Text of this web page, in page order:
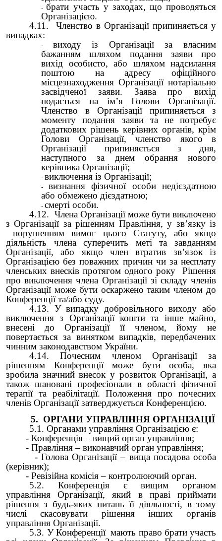
брати участь у заходах, що проводяться
Організацією.
4.11. Членство в Організації припиняється у
випадках:
виходу із Організації за власним
бажанням шляхом подання заяви про
вихід особисто, або шляхом надсилання
поштою на адресу офіційного
місцезнаходження Організації нотаріально
засвідченої заяви. Заява про вихід
подається на ім’я Голови Організації.
Членство в Організації припиняється з
моменту подання заяви та не потребує
додаткових рішень керівних органів, крім
Голови Організації, членство якого в
Організації припиняється з дня,
наступного за днем обрання нового
керівника Організації;
виключення із Організації;
визнання фізичної особи недієздатною
або обмежено дієздатною;
смерті особи.
4.12. Члена Організації може бути виключено
з Організації за рішенням Правління, у зв’язку із
порушенням вимог цього Статуту, або якщо
діяльність члена суперечить меті та завданням
Організації, або якщо член втратив зв’язок із
Організацією без поважних причин чи за несплату
членських внесків протягом одного року Рішення
про виключення члена Організації зі складу членів
Організації може бути оскаржено таким членом до
Конференції та/або суду.
4.13. У випадку добровільного виходу або
виключення з Організації кошти та інше майно,
внесені до Організації її членом, йому не
повертається за винятком випадків, передбачених
чинним законодавством України.
4.14. Почесним членом Організації за
рішенням Конференції може бути особа, яка
зробила значний внесок у розвиток Організації, а
також шановані професіонали в області фізичної
терапії та реабілітації. Положення про почесних
членів Організації затверджується Конференцією.
5. ОРГАНИ УПРАВЛІННЯ ОРГАНІЗАЦІЇ
5.1. Органами управління Організацією є:
- Конференція – вищий орган управління;
- Правління – виконавчий орган управління;
- Голова Організації – вища посадова особа
(керівник);
- Ревізійна комісія – контролюючий орган.
5.2. Конференція є вищим органом
управління Організації, який в праві приймати
рішення з будь-яких питань її діяльності, в тому
числі скасовувати рішення інших органів
управління Організації.
5.3. У Конференції мають право брати участь